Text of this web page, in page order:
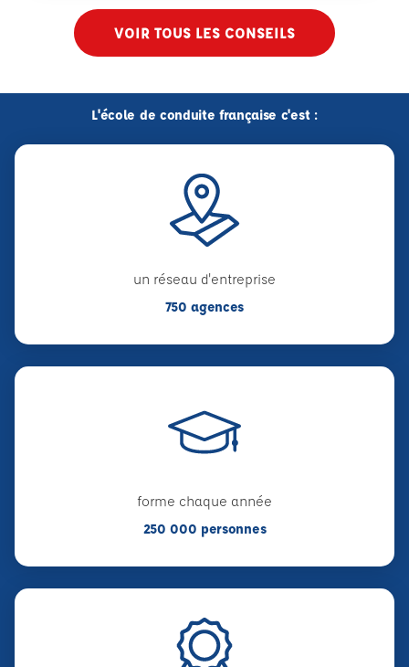
VOIR TOUS LES CONSEILS
L'école de conduite française c'est :
un réseau d'entreprise
750 agences
forme chaque année
250 000 personnes